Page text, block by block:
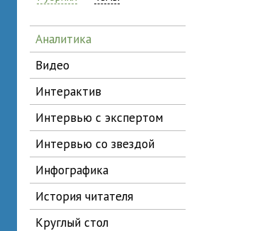
аналитика
видео
интерактив
интервью с экспертом
интервью со звездой
инфографика
история читателя
круглый стол